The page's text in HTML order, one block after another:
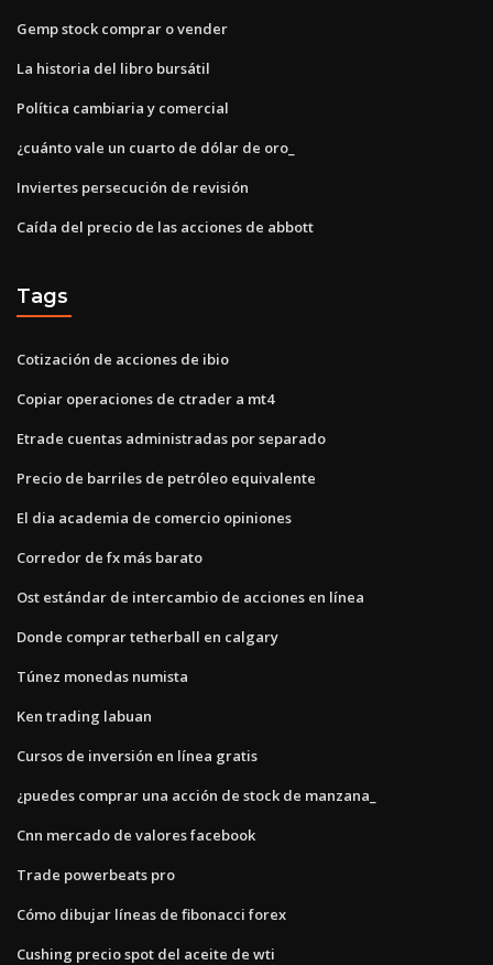
Gemp stock comprar o vender
La historia del libro bursátil
Política cambiaria y comercial
¿cuánto vale un cuarto de dólar de oro_
Inviertes persecución de revisión
Caída del precio de las acciones de abbott
Tags
Cotización de acciones de ibio
Copiar operaciones de ctrader a mt4
Etrade cuentas administradas por separado
Precio de barriles de petróleo equivalente
El dia academia de comercio opiniones
Corredor de fx más barato
Ost estándar de intercambio de acciones en línea
Donde comprar tetherball en calgary
Túnez monedas numista
Ken trading labuan
Cursos de inversión en línea gratis
¿puedes comprar una acción de stock de manzana_
Cnn mercado de valores facebook
Trade powerbeats pro
Cómo dibujar líneas de fibonacci forex
Cushing precio spot del aceite de wti